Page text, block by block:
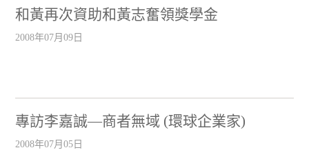
和黃再次資助和黃志奮領獎學金
2008年07月09日
專訪李嘉誠—商者無域 (環球企業家)
2008年07月05日